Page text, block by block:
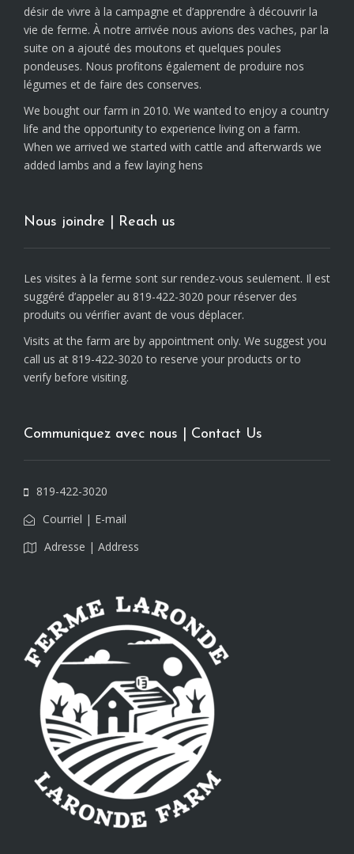
désir de vivre à la campagne et d’apprendre à découvrir la
vie de ferme. À notre arrivée nous avions des vaches, par la
suite on a ajouté des moutons et quelques poules
pondeuses. Nous profitons également de produire nos
légumes et de faire des conserves.
We bought our farm in 2010. We wanted to enjoy a country
life and the opportunity to experience living on a farm.
When we arrived we started with cattle and afterwards we
added lambs and a few laying hens
Nous joindre | Reach us
Les visites à la ferme sont sur rendez-vous seulement. Il est
suggéré d’appeler au 819-422-3020 pour réserver des
produits ou vérifier avant de vous déplacer.
Visits at the farm are by appointment only. We suggest you
call us at 819-422-3020 to reserve your products or to
verify before visiting.
Communiquez avec nous | Contact Us
819-422-3020
Courriel | E-mail
Adresse | Address